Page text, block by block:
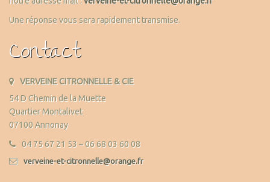
Une réponse vous sera rapidement transmise.
Contact
VERVEINE CITRONNELLE & CIE
54 D Chemin de la Muette
Quartier Montalivet
07100 Annonay
04 75 67 21 53 – 06 68 03 60 08
verveine-et-citronnelle@orange.fr